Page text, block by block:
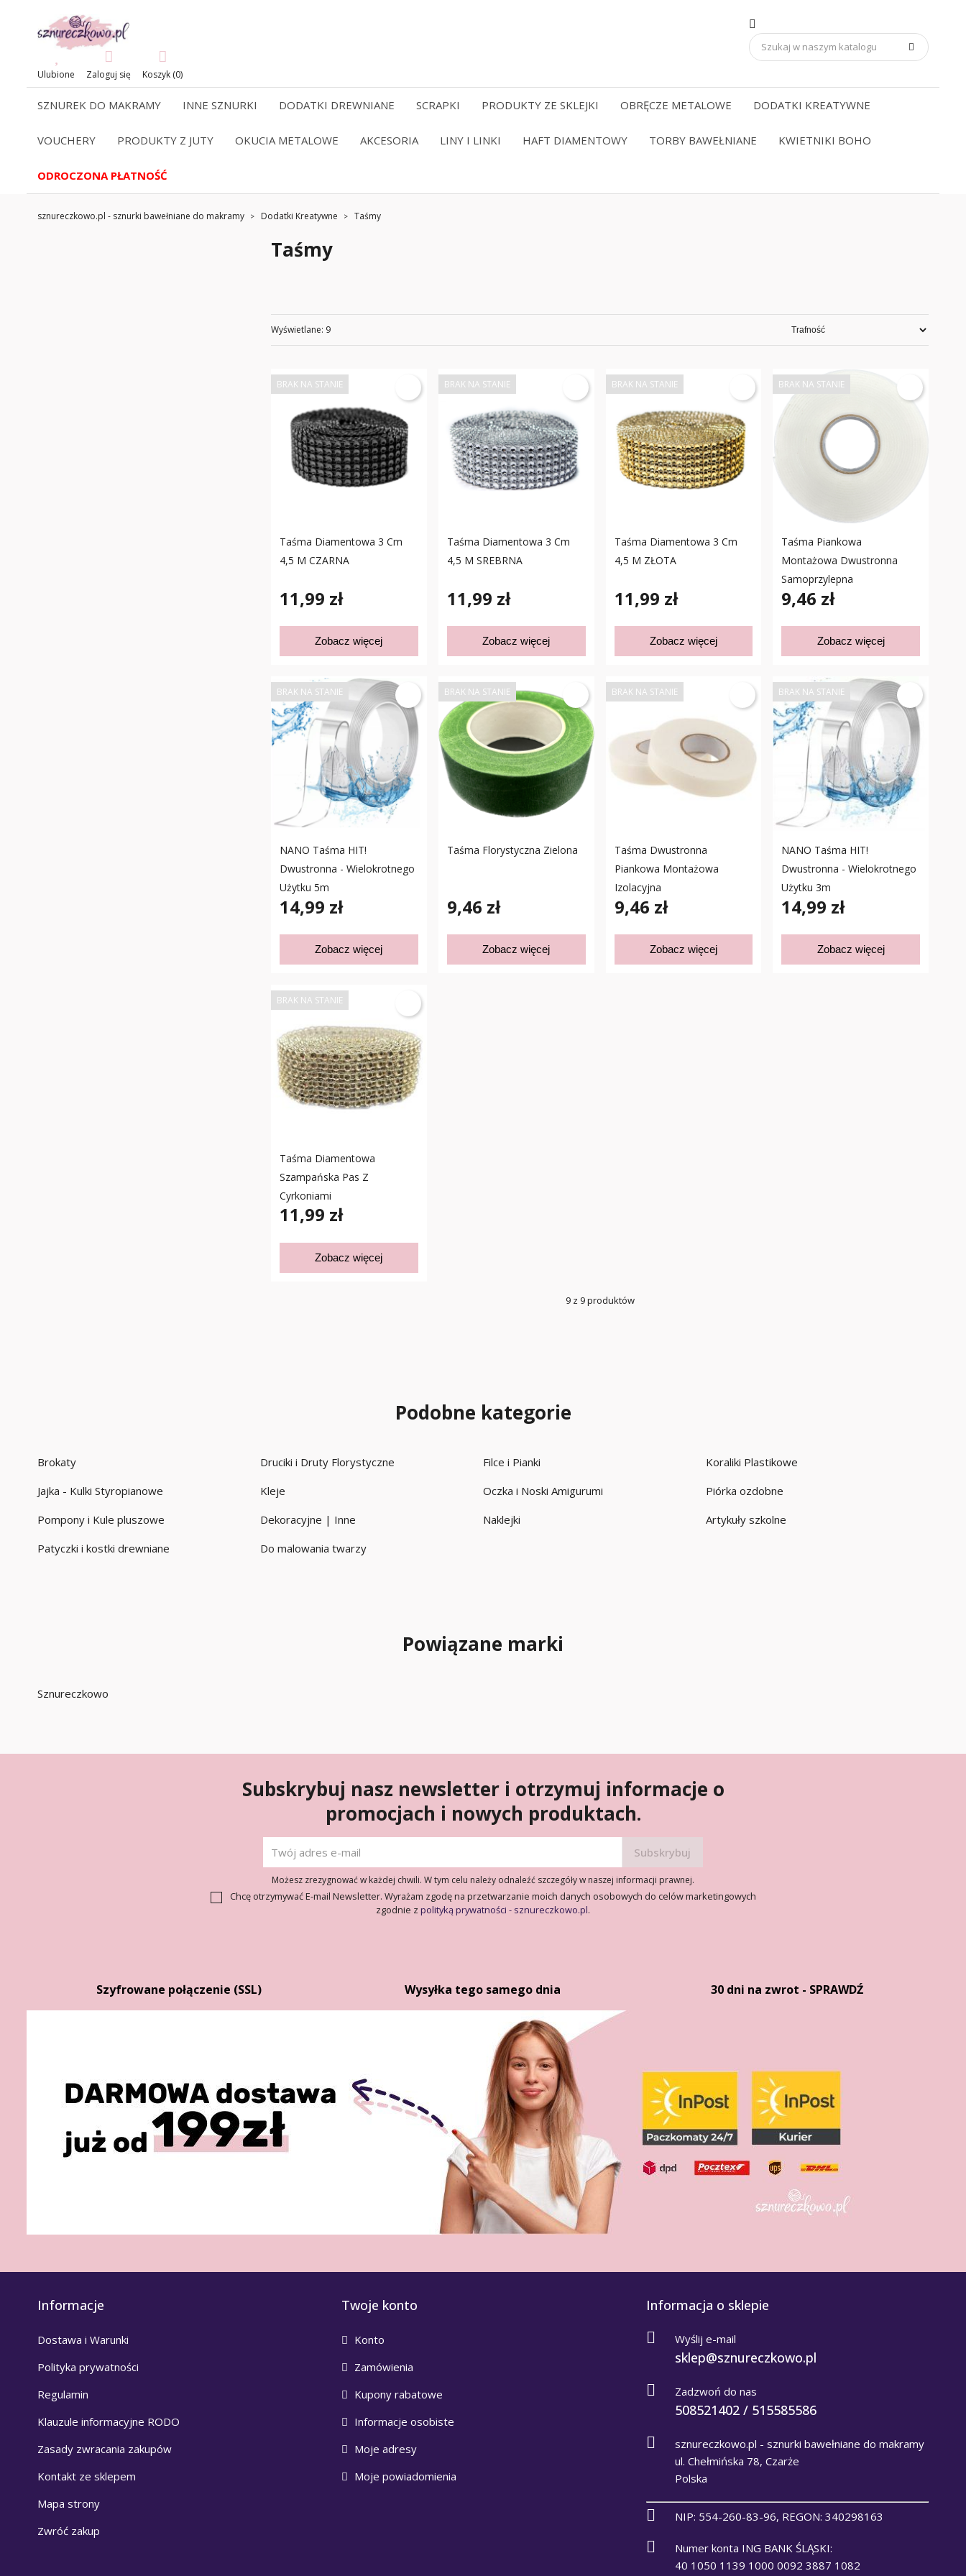
Ulubione Zaloguj się Koszyk (0)
SZNUREK DO MAKRAMY INNE SZNURKI DODATKI DREWNIANE SCRAPKI PRODUKTY ZE SKLEJKI OBRĘCZE METALOWE DODATKI KREATYWNE
VOUCHERY PRODUKTY Z JUTY OKUCIA METALOWE AKCESORIA LINY I LINKI HAFT DIAMENTOWY TORBY BAWEŁNIANE KWIETNIKI BOHO
ODROCZONA PŁATNOŚĆ
sznureczkowo.pl - sznurki bawełniane do makramy Dodatki Kreatywne Taśmy
Taśmy
Wyświetlane: 9
Taśma Diamentowa 3 Cm
4,5 M CZARNA
11,99 zł
Zobacz więcej
BRAK NA STANIE
Taśma Diamentowa 3 Cm
4,5 M SREBRNA
11,99 zł
Zobacz więcej
BRAK NA STANIE
Taśma Diamentowa 3 Cm
4,5 M ZŁOTA
11,99 zł
Zobacz więcej
BRAK NA STANIE
Taśma Piankowa
Montażowa Dwustronna
Samoprzylepna
9,46 zł
Zobacz więcej
BRAK NA STANIE
NANO Taśma HIT!
Dwustronna - Wielokrotnego
Użytku 5m
14,99 zł
Zobacz więcej
BRAK NA STANIE
Taśma Florystyczna Zielona
9,46 zł
Zobacz więcej
BRAK NA STANIE
Taśma Dwustronna
Piankowa Montażowa
Izolacyjna
9,46 zł
Zobacz więcej
BRAK NA STANIE
NANO Taśma HIT!
Dwustronna - Wielokrotnego
Użytku 3m
14,99 zł
Zobacz więcej
BRAK NA STANIE
Taśma Diamentowa
Szampańska Pas Z
Cyrkoniami
11,99 zł
Zobacz więcej
BRAK NA STANIE
9 z 9 produktów
Podobne kategorie
Brokaty Druciki i Druty Florystyczne Filce i Pianki
Koraliki Plastikowe
Jajka - Kulki Styropianowe
Kleje Oczka i Noski Amigurumi
Piórka ozdobne
Pompony i Kule pluszowe
Dekoracyjne | Inne Naklejki
Artykuły szkolne
Patyczki i kostki drewniane
Do malowania twarzy
Powiązane marki
Sznureczkowo
Subskrybuj nasz newsletter i otrzymuj informacje o
promocjach i nowych produktach.
Możesz zrezygnować w każdej chwili. W tym celu należy odnaleźć szczegóły w naszej informacji prawnej.
Chcę otrzymywać E-mail Newsletter. Wyrażam zgodę na przetwarzanie moich danych osobowych do celów marketingowych
zgodnie z polityką prywatności - sznureczkowo.pl.
Szyfrowane połączenie (SSL) Wysyłka tego samego dnia 30 dni na zwrot - SPRAWDŹ
Informacje
Dostawa i Warunki
Polityka prywatności
Regulamin
Klauzule informacyjne RODO
Zasady zwracania zakupów
Kontakt ze sklepem
Mapa strony
Zwróć zakup
Twoje konto
Konto
Zamówienia
Kupony rabatowe
Informacje osobiste
Moje adresy
Moje powiadomienia
Informacja o sklepie
Wyślij e-mail
sklep@sznureczkowo.pl
Zadzwoń do nas
508521402 / 515585586
sznureczkowo.pl - sznurki bawełniane do makramy
ul. Chełmińska 78, Czarże
Polska
NIP: 554-260-83-96, REGON: 340298163
Numer konta ING BANK ŚLĄSKI:
40 1050 1139 1000 0092 3887 1082